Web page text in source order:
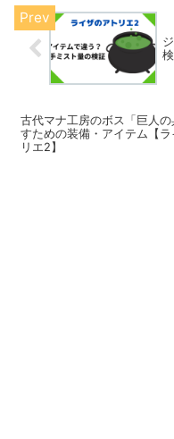
古代マナ工房のボス「巨人の
すための装備・アイテム【ラ
リエ2】